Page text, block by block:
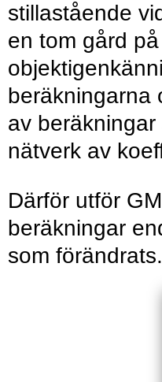
stillastående
en tom gård
beräkningarna
av
nätverk av
Därför utför
beräkningar
som förändrats.